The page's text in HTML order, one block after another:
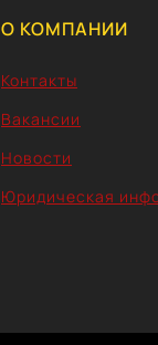
О КОМПАНИИ
Контакты
Вакансии
Новости
Юридическая